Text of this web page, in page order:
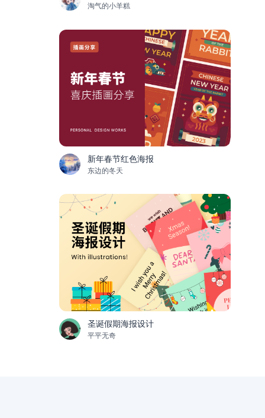
淘气的小羊糕
新年春节红色海报
东边的冬天
圣诞假期海报设计
平平无奇